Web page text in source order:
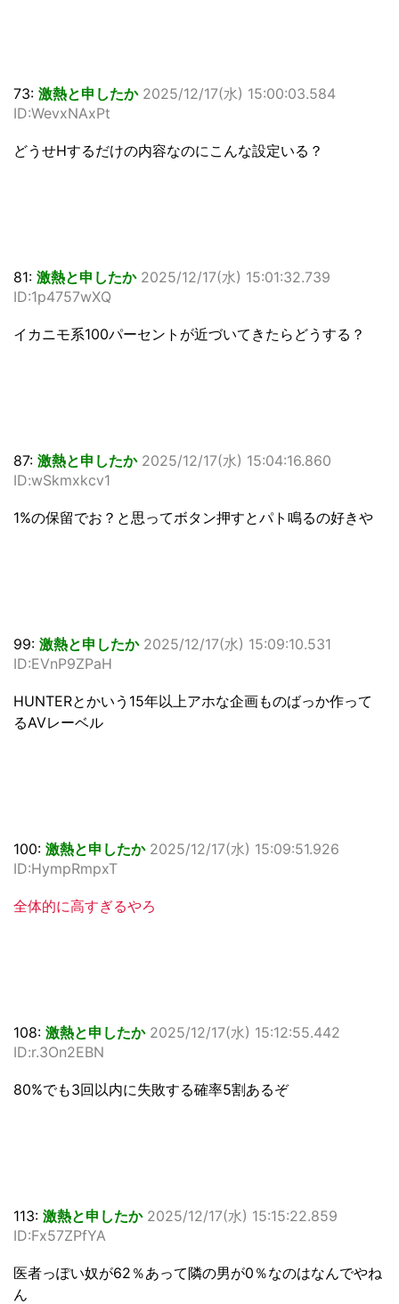
73: 激熱と申したか 2025/12/17(水) 15:00:03.584
ID:WevxNAxPt
どうせHするだけの内容なのにこんな設定いる？
81: 激熱と申したか 2025/12/17(水) 15:01:32.739
ID:1p4757wXQ
イカニモ系100パーセントが近づいてきたらどうする？
87: 激熱と申したか 2025/12/17(水) 15:04:16.860
ID:wSkmxkcv1
1%の保留でお？と思ってボタン押すとパト鳴るの好きや
99: 激熱と申したか 2025/12/17(水) 15:09:10.531
ID:EVnP9ZPaH
HUNTERとかいう15年以上アホな企画ものばっか作って
るAVレーベル
100: 激熱と申したか 2025/12/17(水) 15:09:51.926
ID:HympRmpxT
全体的に高すぎるやろ
108: 激熱と申したか 2025/12/17(水) 15:12:55.442
ID:r.3On2EBN
80%でも3回以内に失敗する確率5割あるぞ
113: 激熱と申したか 2025/12/17(水) 15:15:22.859
ID:Fx57ZPfYA
医者っぽい奴が62％あって隣の男が0％なのはなんでやね
ん